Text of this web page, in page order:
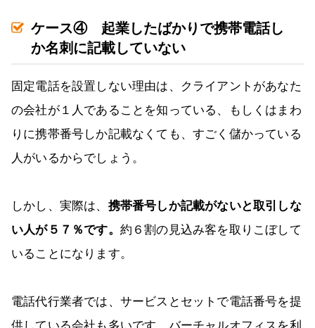
ケース④ 起業したばかりで携帯電話し
か名刺に記載していない
固定電話を設置しない理由は、クライアントがあなた
の会社が１人であることを知っている、もしくはまわ
りに携帯番号しか記載なくても、すごく儲かっている
人がいるからでしょう。
しかし、実際は、 携帯番号しか記載がないと取引しな
い人が５７％です。 約６割の見込み客を取りこぼして
いることになります。
電話代行業者では、サービスとセットで電話番号を提